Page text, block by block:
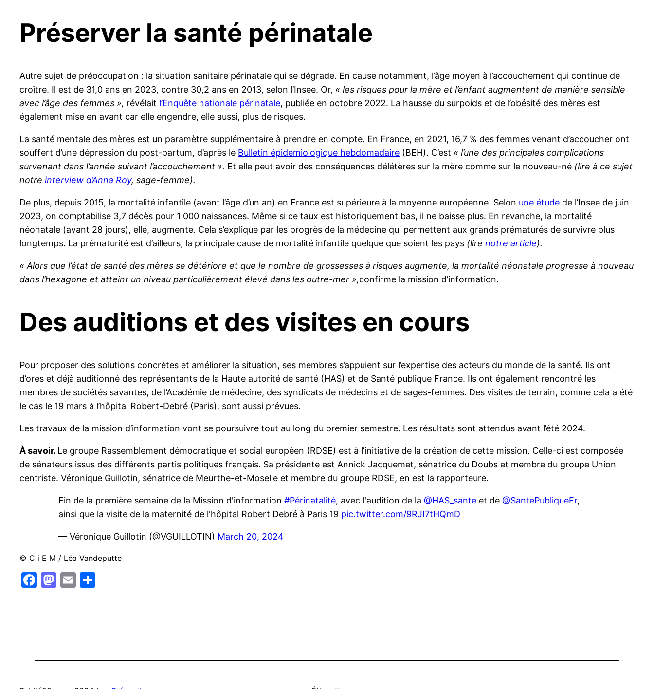
Préserver la santé périnatale
Autre sujet de préoccupation : la situation sanitaire périnatale qui se dégrade. En cause notamment, l’âge moyen à l’accouchement qui continue de
croître. Il est de 31,0 ans en 2023, contre 30,2 ans en 2013, selon l’Insee. Or, « les risques pour la mère et l’enfant augmentent de manière sensible
avec l’âge des femmes », révélait l’Enquête nationale périnatale, publiée en octobre 2022. La hausse du surpoids et de l’obésité des mères est
également mise en avant car elle engendre, elle aussi, plus de risques.
La santé mentale des mères est un paramètre supplémentaire à prendre en compte. En France, en 2021, 16,7 % des femmes venant d’accoucher ont
souffert d’une dépression du post-partum, d’après le Bulletin épidémiologique hebdomadaire (BEH). C’est « l’une des principales complications
survenant dans l’année suivant l’accouchement ». Et elle peut avoir des conséquences délétères sur la mère comme sur le nouveau-né (lire à ce sujet
notre interview d’Anna Roy, sage-femme).
De plus, depuis 2015, la mortalité infantile (avant l’âge d’un an) en France est supérieure à la moyenne européenne. Selon une étude de l’Insee de juin
2023, on comptabilise 3,7 décès pour 1 000 naissances. Même si ce taux est historiquement bas, il ne baisse plus. En revanche, la mortalité
néonatale (avant 28 jours), elle, augmente. Cela s’explique par les progrès de la médecine qui permettent aux grands prématurés de survivre plus
longtemps. La prématurité est d’ailleurs, la principale cause de mortalité infantile quelque que soient les pays (lire notre article).
« Alors que l’état de santé des mères se détériore et que le nombre de grossesses à risques augmente, la mortalité néonatale progresse à nouveau
dans l’hexagone et atteint un niveau particulièrement élevé dans les outre-mer »,confirme la mission d’information.
Des auditions et des visites en cours
Pour proposer des solutions concrètes et améliorer la situation, ses membres s’appuient sur l’expertise des acteurs du monde de la santé. Ils ont
d’ores et déjà auditionné des représentants de la Haute autorité de santé (HAS) et de Santé publique France. Ils ont également rencontré les
membres de sociétés savantes, de l’Académie de médecine, des syndicats de médecins et de sages-femmes. Des visites de terrain, comme cela a été
le cas le 19 mars à l’hôpital Robert-Debré (Paris), sont aussi prévues.
Les travaux de la mission d’information vont se poursuivre tout au long du premier semestre. Les résultats sont attendus avant l’été 2024.
Àsavoir. Le groupe Rassemblement démocratique et social européen (RDSE) est à l’initiative de la création de cette mission. Celle-ci est composée
de sénateurs issus des différents partis politiques français. Sa présidente est Annick Jacquemet, sénatrice du Doubs et membre du groupe Union
centriste. Véronique Guillotin, sénatrice de Meurthe-et-Moselle et membre du groupe RDSE, en est la rapporteure.
Fin de la première semaine de la Mission d'information #Périnatalité, avec l'audition de la @HAS_sante et de @SantePubliqueFr,
ainsi que la visite de la maternité de l'hôpital Robert Debré à Paris 19 pic.twitter.com/9RJI7tHQmD
— Véronique Guillotin (@VGUILLOTIN) March 20, 2024
© C i E M / Léa Vandeputte
Facebook
Mastodon
Email